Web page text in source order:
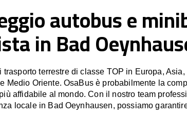
autobus e
in Bad
trasporto terrestre di classe TOP in Europa, Asia,
Medio Oriente. OsaBus è probabilmente la
affidabile al mondo. Con il nostro team
locale in Bad Oeynhausen, possiamo